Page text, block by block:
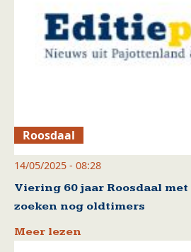
Roosdaal
14/05/2025 - 08:28
Viering 60 jaar Roosdaal
zoeken nog oldtimers
Meer lezen